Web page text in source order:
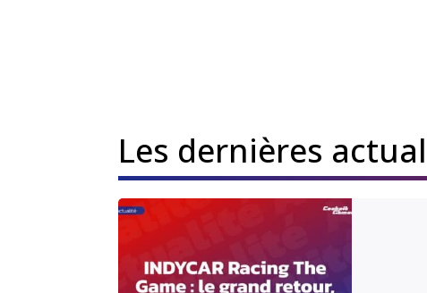
Les dernières